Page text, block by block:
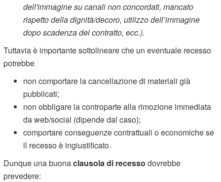
dell'immagine su canali non concordati, mancato
rispetto della dignità/decoro, utilizzo dell’immagine
dopo scadenza del contratto, ecc.).
Tuttavia è importante sottolineare che un eventuale recesso
potrebbe
non comportare la cancellazione di materiali già
pubblicati;
non obbligare la controparte alla rimozione immediata
da web/social (dipende dal caso);
comportare conseguenze contrattuali o economiche se
il recesso è ingiustificato.
Dunque una buonaclausola di recesso dovrebbe
prevedere: